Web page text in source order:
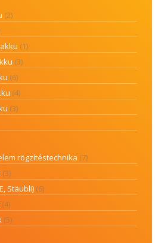
(2)
(1)
(3)
(6)
(4)
(3)
rögzítéstechnika (7)
(3)
Stäubli) (6)
(4)
(5)